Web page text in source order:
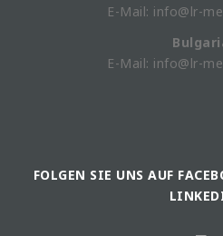
E-Mail: info@lr-
E-Mail: info@lr-
FOLGEN SIE UNS AUF